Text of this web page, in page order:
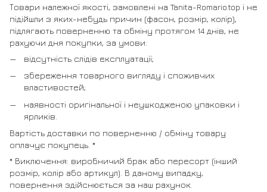
Товари належної якості, замовлені на Tanita-Romario.top і не
підійшли з яких-небудь причин (фасон, розмір, колір),
підлягають поверненню та обміну протягом 14 днів, не
рахуючи дня покупки, за умови:
відсутність слідів експлуатації;
збереження товарного вигляду і споживчих
властивостей;
наявності оригінальної і неушкодженою упаковки і
ярликів.
Вартість доставки по поверненню / обміну товару
оплачує покупець. *
* Виключення: виробничий брак або пересорт (інший
розмір, колір або артикул). В даному випадку,
повернення здійснюється за наш рахунок.